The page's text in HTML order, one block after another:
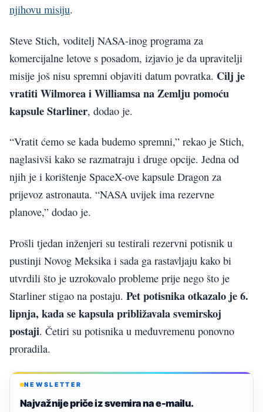
njihovu misiju.
Steve Stich, voditelj NASA-inog programa za
komercijalne letove s posadom, izjavio je da upravitelji
misije još nisu spremni objaviti datum povratka. Cilj je
vratiti Wilmorea i Williamsa na Zemlju pomoću
kapsule Starliner, dodao je.
“Vratit ćemo se kada budemo spremni,” rekao je Stich,
naglasivši kako se razmatraju i druge opcije. Jedna od
njih je i korištenje SpaceX-ove kapsule Dragon za
prijevoz astronauta. “NASA uvijek ima rezervne
planove,” dodao je.
Prošli tjedan inženjeri su testirali rezervni potisnik u
pustinji Novog Meksika i sada ga rastavljaju kako bi
utvrdili što je uzrokovalo probleme prije nego što je
Starliner stigao na postaju. Pet potisnika otkazalo je 6.
lipnja, kada se kapsula približavala svemirskoj
postaji. Četiri su potisnika u međuvremenu ponovno
proradila.
NEWSLETTER
Najvažnije priče iz svemira na e-mailu.